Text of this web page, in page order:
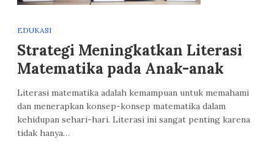
EDUKASI
Strategi Meningkatkan Literasi
Matematika pada Anak-anak
Literasi matematika adalah kemampuan untuk memahami
dan menerapkan konsep-konsep matematika dalam
kehidupan sehari-hari. Literasi ini sangat penting karena
tidak hanya…